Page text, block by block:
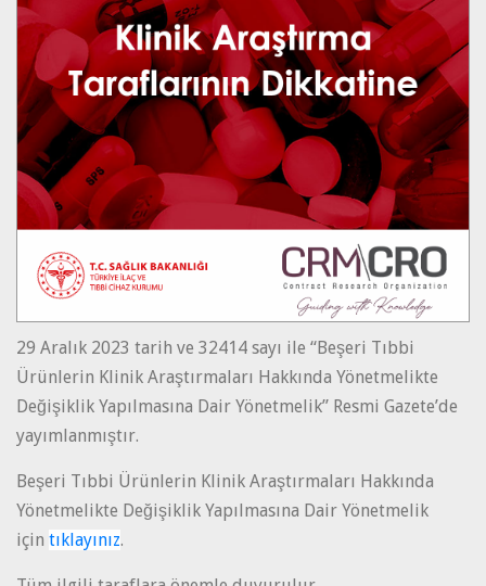
29 Aralık 2023 tarih ve 32414 sayı ile “Beşeri Tıbbi
Ürünlerin Klinik Araştırmaları Hakkında Yönetmelikte
Değişiklik Yapılmasına Dair Yönetmelik” Resmi Gazete’de
yayımlanmıştır.
Beşeri Tıbbi Ürünlerin Klinik Araştırmaları Hakkında
Yönetmelikte Değişiklik Yapılmasına Dair Yönetmelik
için tıklayınız.